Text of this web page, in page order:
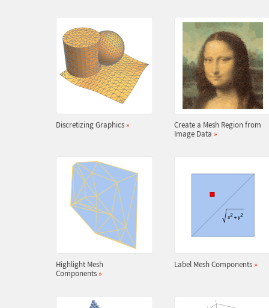
Discretizing Graphics »
Create a Mesh Region from
Image Data »
Highlight Mesh
Components »
Label Mesh Components »